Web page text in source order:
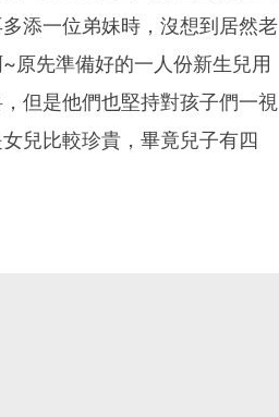
添一位弟妹時，沒想到居然老
原先準備好的一人份新生兒用
但是他們也堅持對孩子們一視
兒比較珍貴，畢竟兒子有四